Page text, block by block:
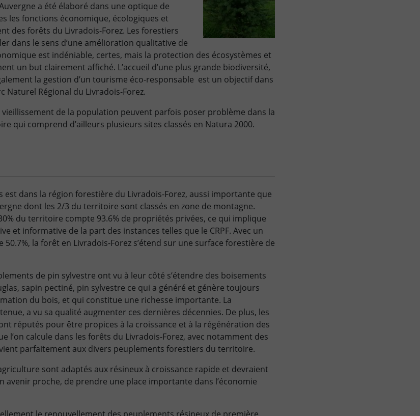
a été élaboré dans une optique de
les fonctions économique, écologiques et
des forêts du Livradois-Forez. Les forestiers
dans le sens d’une amélioration qualitative de
est indéniable, certes, mais la protection des écosystèmes et
un but clairement affiché. L’accueil d’une plus grande biodiversité,
la gestion d’un tourisme éco-responsable est un objectif dans
Naturel Régional du Livradois-Forez.
vieillissement de la population peuvent parfois poser problème dans la
qui comprend d’ailleurs plusieurs sites classés en Natura 2000.
dans la région forestière du Livradois-Forez, aussi importante que
dont les 2/3 du territoire sont classés en zone de montagne.
du territoire compte 93.6% de propriétés privées, ce qui implique
et informative de la part des instances telles que le CRPF. Avec un
la forêt en Livradois-Forez s’étend sur une surface forestière de
de pin sylvestre ont vu à leur côté s’étendre des boisements
sapin pectiné, pin sylvestre ce qui a généré et génère toujours
du bois, et qui constitue une richesse importante. La
a vu sa qualité augmenter ces dernières décennies. De plus, les
réputés pour être propices à la croissance et à la régénération des
l’on calcule dans les forêts du Livradois-Forez, avec notamment des
parfaitement aux divers peuplements forestiers du territoire.
sont adaptés aux résineux à croissance rapide et devraient
avenir proche, de prendre une place importante dans l’économie